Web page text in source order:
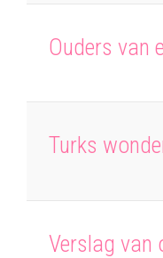
Ouders van
Turks
Verslag van